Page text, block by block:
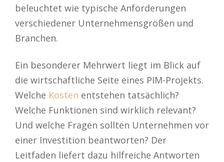
beleuchtet wie typische Anforderungen
verschiedener Unternehmensgrößen und
Branchen.
Ein besonderer Mehrwert liegt im Blick auf
die wirtschaftliche Seite eines PIM-Projekts.
Welche Kosten entstehen tatsächlich?
Welche Funktionen sind wirklich relevant?
Und welche Fragen sollten Unternehmen vor
einer Investition beantworten? Der
Leitfaden liefert dazu hilfreiche Antworten